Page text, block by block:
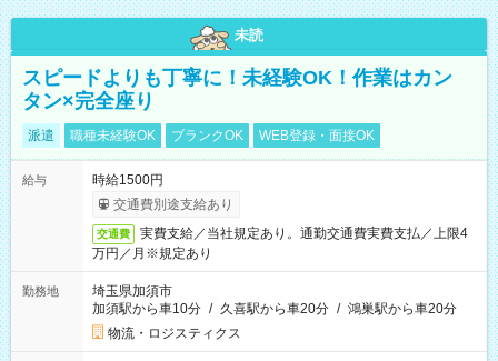
未読
スピードよりも丁寧に！未経験OK！作業はカン
タン×完全座り
派遣 職種未経験OK ブランクOK WEB登録・面接OK
給与
時給1500円
交通費別途支給あり
交通費
実費支給／当社規定あり。通勤交通費実費支払／上限4
万円／月※規定あり
勤務地
埼玉県加須市
加須駅から車10分 / 久喜駅から車20分 / 鴻巣駅から車20分
物流・ロジスティクス